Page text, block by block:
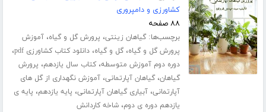
کشاورزی و دامپروری
۸۸ صفحه
برچسب‌ها:گیاهان زینتی، پرورش گل و گیاه،آموزش
پرورش گل و گیاه،گل و گیاه،دانلود کتاب کشاورزی pdf ،
دوره دوم آموزش متوسطه،کتاب سال یازدهم، پرورش
گیاهان،گیاهان آپارتمانی،آموزش نگهداری از گل های
آپارتمانی،آبیاری گیاهان آپارتمانی، پایه یازدهم، پایه ی
یازدهم دوره ی دوم،شاخه کاردانش